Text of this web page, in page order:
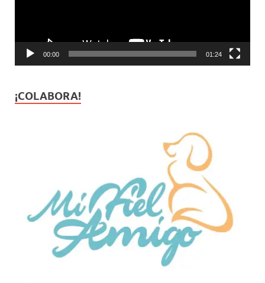
00:00 01:24
¡COLABORA!